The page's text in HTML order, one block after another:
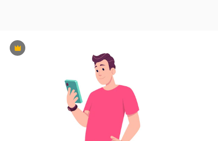
Premium